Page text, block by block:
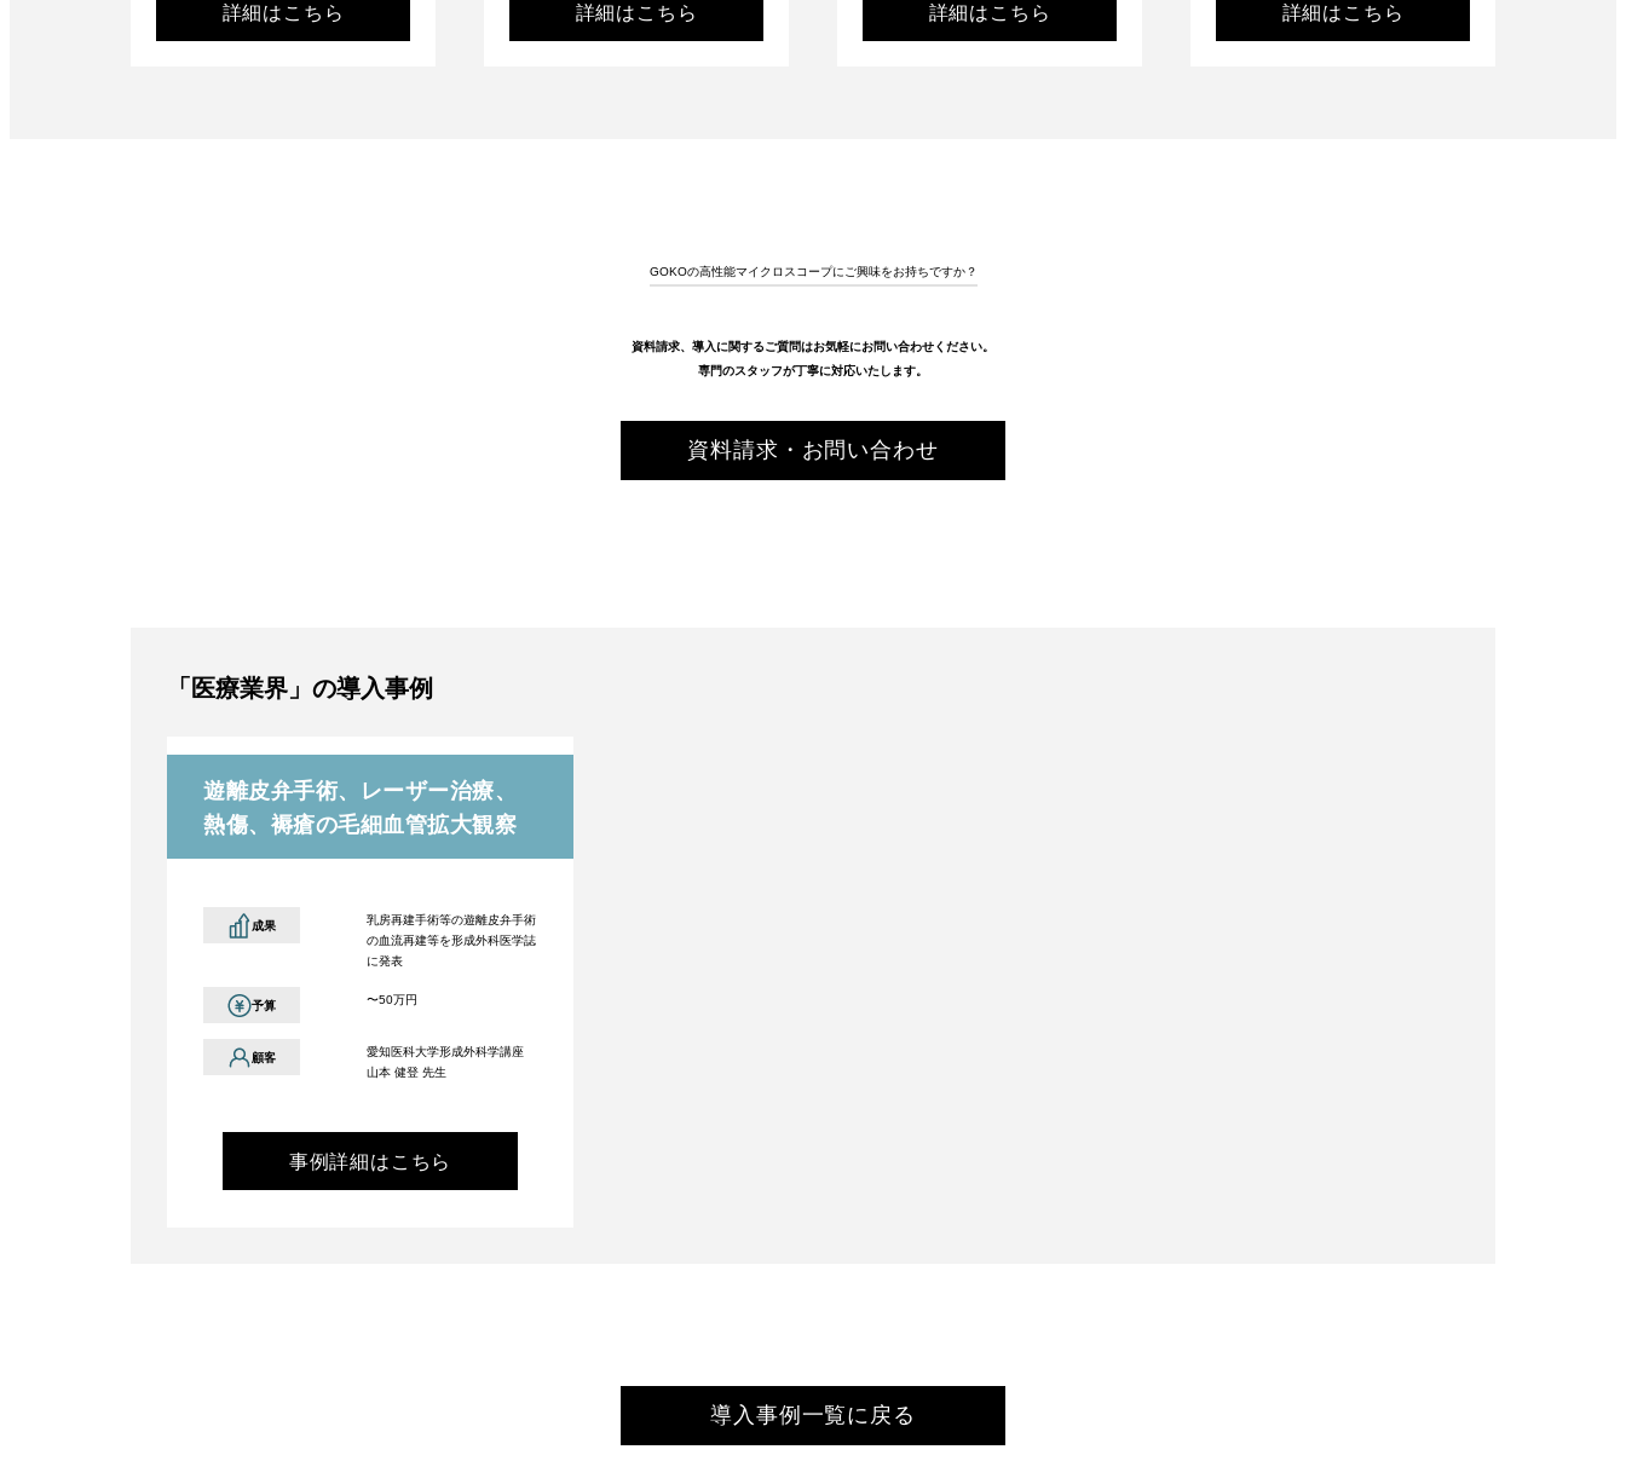
詳細はこちら 詳細はこちら 詳細はこちら 詳細はこちら
GOKOの高性能マイクロスコープにご興味をお持ちですか？
資料請求、導入に関するご質問はお気軽にお問い合わせください。
専門のスタッフが丁寧に対応いたします。
資料請求・お問い合わせ
「医療業界」の導入事例
遊離皮弁手術、レーザー治療、
熱傷、褥瘡の毛細血管拡大観察
成果
乳房再建手術等の遊離皮弁手術
の血流再建等を形成外科医学誌
に発表
予算 〜50万円
顧客
愛知医科大学形成外科学講座
山本 健登 先生
事例詳細はこちら
導入事例一覧に戻る